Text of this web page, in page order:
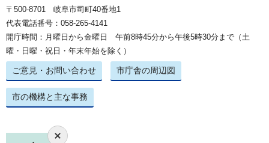
〒500-8701 岐阜市司町40番地1
代表電話番号：058-265-4141
開庁時間：月曜日から金曜日 午前8時45分から午後5時30分まで（土
曜・日曜・祝日・年末年始を除く）
ご意見・お問い合わせ 市庁舎の周辺図
市の機構と主な事務